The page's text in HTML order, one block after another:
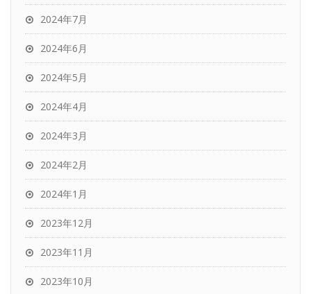
2024年7月
2024年6月
2024年5月
2024年4月
2024年3月
2024年2月
2024年1月
2023年12月
2023年11月
2023年10月